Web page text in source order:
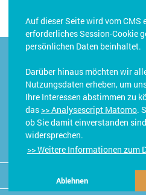
Auf dieser Seite wird vom CMS
erforderliches Session-Cookie
persönlichen Daten beinhaltet.
Darüber hinaus möchten wir
Nutzungsdaten erheben, um
Ihre Interessen abstimmen zu
das >> Analysescript Matomo.
ob Sie damit einverstanden
widersprechen.
>> Weitere Informationen zum
AblehnenKontakt